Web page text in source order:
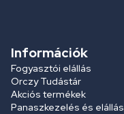
Információk
Fogyasztói elállás
Orczy Tudástár
Akciós termékek
Panaszkezelés és elállás